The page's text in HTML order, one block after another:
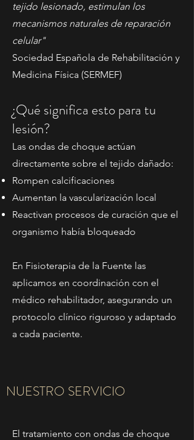
tejido lesionado, estimulan los
mecanismos naturales de reparación
celular"
Sociedad Española de Rehabilitación y
Medicina Física (SERMEF)
¿Qué significa esto para tu
lesión?
Las ondas de choque actúan
directamente sobre el tejido dañado:
Rompen calcificaciones
Aumentan la vascularización local
Reactivan procesos de curación que el
organismo había bloqueado
En Fisioterapia de la Fuente las
aplicamos en coordinación con el
médico rehabilitador, asegurando un
protocolo clínico riguroso y adaptado
a cada paciente.
NUESTRO SERVICIO
El tratamiento con ondas de choque